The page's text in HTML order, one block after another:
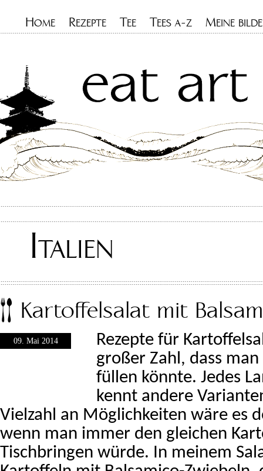
HOME REZEPTE TEE TEES A-Z MEINE
Italien
Kartoffelsalat mit
09. Mai 2014
Rezepte für
großer Zahl, dass
füllen könnte. Jedes
kennt andere
Vielzahl an Möglichkeiten wäre es
wenn man immer den gleichen
Tischbringen würde. In meinem